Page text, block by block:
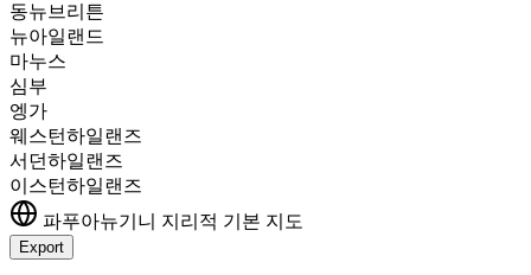
동뉴브리튼
뉴아일랜드
마누스
심부
엥가
웨스턴하일랜즈
서던하일랜즈
이스턴하일랜즈
파푸아뉴기니 지리적 기본 지도
Export